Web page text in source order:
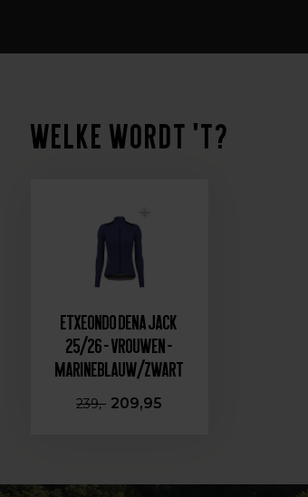
Welke wordt 't?
Etxeondo Dena Jack
25/26 - Vrouwen -
Marineblauw/Zwart
239,- 209,95